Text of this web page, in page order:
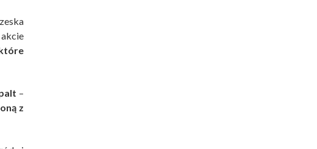
–
z